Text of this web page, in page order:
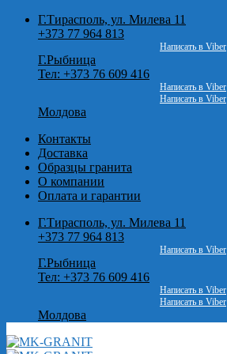
Skip
Г.Тирасполь, ул. Милева 11
+373 77 964 813
Написать в Viber
Г.Рыбница
Тел: +373 76 609 416
Написать в Viber
Написать в Viber
Молдова
Контакты
Доставка
Образцы гранита
О компании
Оплата и гарантии
Г.Тирасполь, ул. Милева 11
+373 77 964 813
Написать в Viber
Г.Рыбница
Тел: +373 76 609 416
Написать в Viber
Написать в Viber
Молдова